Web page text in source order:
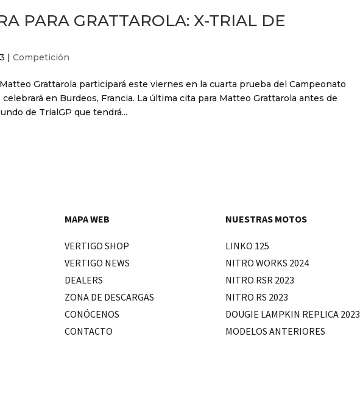
PARA GRATTAROLA: X-TRIAL DE
|Competición
Grattarola participará este viernes en la cuarta prueba del Campeonato
en Burdeos, Francia. La última cita para Matteo Grattarola antes de
de TrialGP que tendrá...
MAPA WEB
VERTIGO SHOP
VERTIGO NEWS
DEALERS
ZONA DE DESCARGAS
CONÓCENOS
CONTACTO
NUESTRAS MOTOS
LINKO 125
NITRO WORKS 2024
NITRO RSR 2023
NITRO RS 2023
DOUGIE LAMPKIN REPLICA 2023
MODELOS ANTERIORES